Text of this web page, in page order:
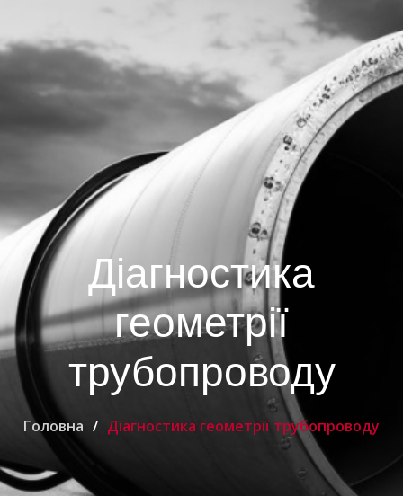
Діагностика
геометрії
трубопроводу
Головна Діагностика геометрії трубопроводу